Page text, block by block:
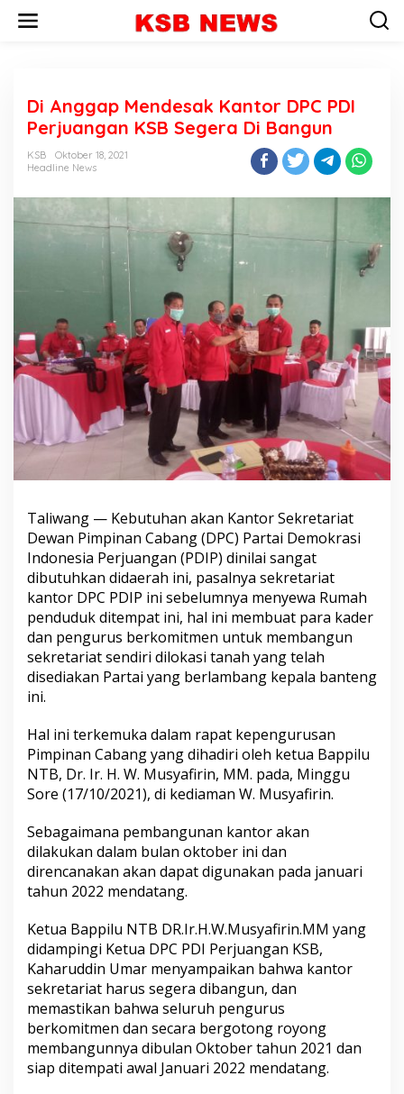
Di Anggap Mendesak Kantor DPC PDI
Perjuangan KSB Segera Di Bangun
KSB
Oktober 18, 2021
Headline News
Taliwang — Kebutuhan akan Kantor Sekretariat
Dewan Pimpinan Cabang (DPC) Partai Demokrasi
Indonesia Perjuangan (PDIP) dinilai sangat
dibutuhkan didaerah ini, pasalnya sekretariat
kantor DPC PDIP ini sebelumnya menyewa Rumah
penduduk ditempat ini, hal ini membuat para kader
dan pengurus berkomitmen untuk membangun
sekretariat sendiri dilokasi tanah yang telah
disediakan Partai yang berlambang kepala banteng
ini.
Hal ini terkemuka dalam rapat kepengurusan
Pimpinan Cabang yang dihadiri oleh ketua Bappilu
NTB, Dr. Ir. H. W. Musyafirin, MM. pada, Minggu
Sore (17/10/2021), di kediaman W. Musyafirin.
Sebagaimana pembangunan kantor akan
dilakukan dalam bulan oktober ini dan
direncanakan akan dapat digunakan pada januari
tahun 2022 mendatang.
Ketua Bappilu NTB DR.Ir.H.W.Musyafirin.MM yang
didampingi Ketua DPC PDI Perjuangan KSB,
Kaharuddin Umar menyampaikan bahwa kantor
sekretariat harus segera dibangun, dan
memastikan bahwa seluruh pengurus
berkomitmen dan secara bergotong royong
membangunnya dibulan Oktober tahun 2021 dan
siap ditempati awal Januari 2022 mendatang.